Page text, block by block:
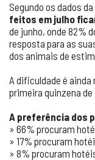
Segundo os dados
feitos em julho
de junho, onde 82%
resposta para as
dos animais de
A dificuldade é
primeira quinzena
A preferência dos
» 66% procuram
» 17% procuram
» 8% procuram